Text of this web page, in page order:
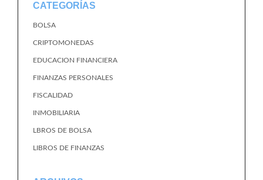
CATEGORÍAS
BOLSA
CRIPTOMONEDAS
EDUCACION FINANCIERA
FINANZAS PERSONALES
FISCALIDAD
INMOBILIARIA
LBROS DE BOLSA
LIBROS DE FINANZAS